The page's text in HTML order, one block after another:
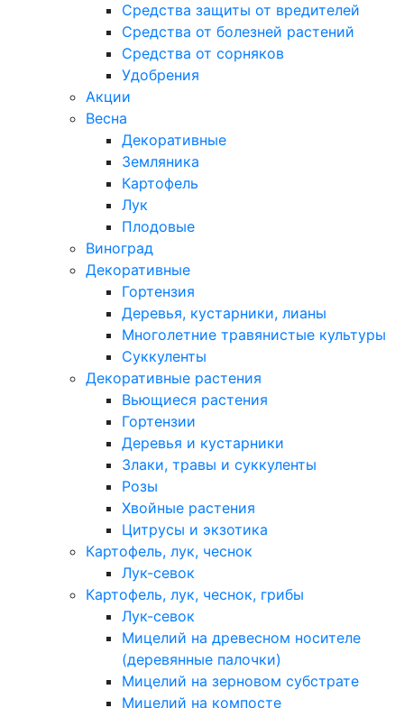
Средства защиты от вредителей
Средства от болезней растений
Средства от сорняков
Удобрения
Акции
Весна
Декоративные
Земляника
Картофель
Лук
Плодовые
Виноград
Декоративные
Гортензия
Деревья, кустарники, лианы
Многолетние травянистые культуры
Суккуленты
Декоративные растения
Вьющиеся растения
Гортензии
Деревья и кустарники
Злаки, травы и суккуленты
Розы
Хвойные растения
Цитрусы и экзотика
Картофель, лук, чеснок
Лук-севок
Картофель, лук, чеснок, грибы
Лук-севок
Мицелий на древесном носителе
(деревянные палочки)
Мицелий на зерновом субстрате
Мицелий на компосте